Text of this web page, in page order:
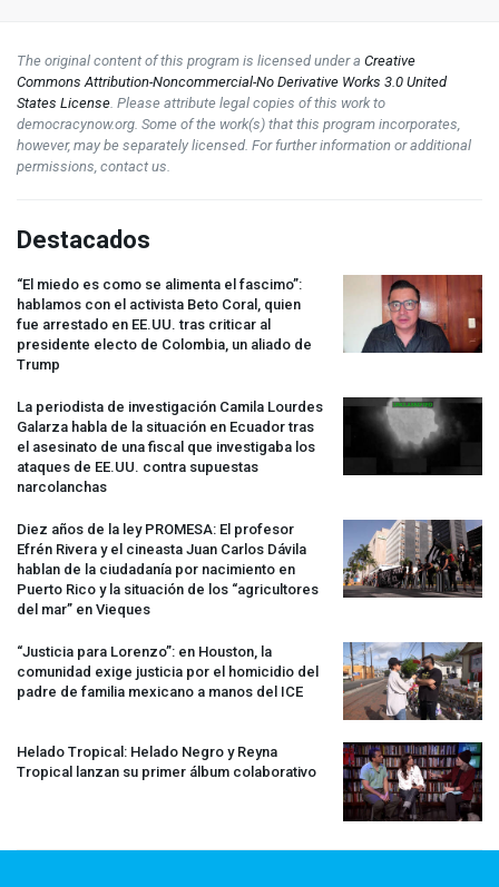
The original content of this program is licensed under a Creative
Commons Attribution-Noncommercial-No Derivative Works 3.0 United
States License . Please attribute legal copies of this work to
democracynow.org. Some of the work(s) that this program incorporates,
however, may be separately licensed. For further information or additional
permissions, contact us.
Destacados
“El miedo es como se alimenta el fascimo”:
hablamos con el activista Beto Coral, quien
fue arrestado en EE.UU. tras criticar al
presidente electo de Colombia, un aliado de
Trump
La periodista de investigación Camila Lourdes
Galarza habla de la situación en Ecuador tras
el asesinato de una fiscal que investigaba los
ataques de EE.UU. contra supuestas
narcolanchas
Diez años de la ley PROMESA: El profesor
Efrén Rivera y el cineasta Juan Carlos Dávila
hablan de la ciudadanía por nacimiento en
Puerto Rico y la situación de los “agricultores
del mar” en Vieques
“Justicia para Lorenzo”: en Houston, la
comunidad exige justicia por el homicidio del
padre de familia mexicano a manos del ICE
Helado Tropical: Helado Negro y Reyna
Tropical lanzan su primer álbum colaborativo